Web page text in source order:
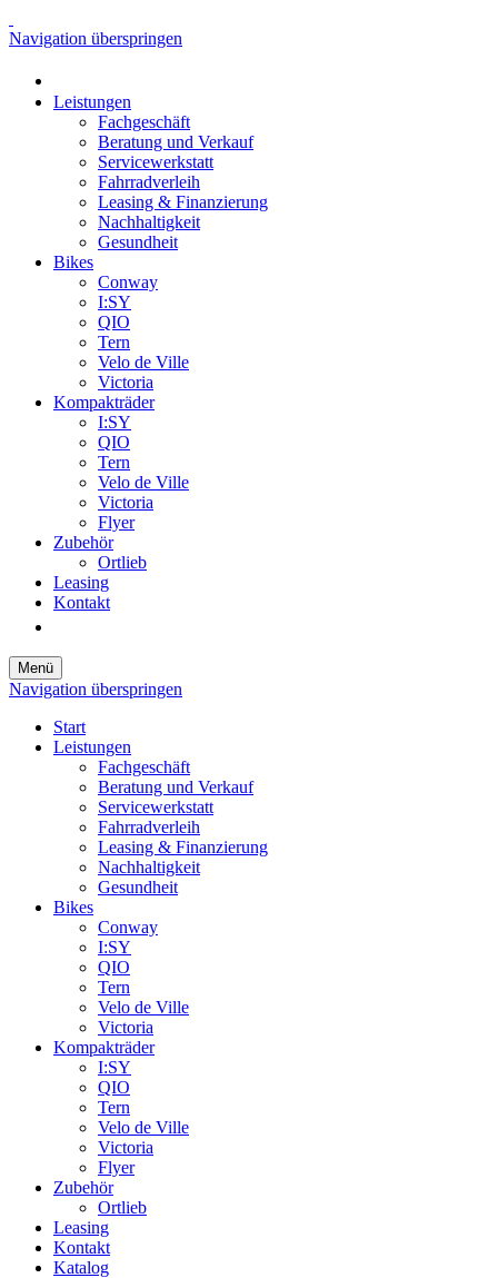
Navigation überspringen
Leistungen
Fachgeschäft
Beratung und Verkauf
Servicewerkstatt
Fahrradverleih
Leasing & Finanzierung
Nachhaltigkeit
Gesundheit
Bikes
Conway
I:SY
QIO
Tern
Velo de Ville
Victoria
Kompakträder
I:SY
QIO
Tern
Velo de Ville
Victoria
Flyer
Zubehör
Ortlieb
Leasing
Kontakt
Menü
Navigation überspringen
Start
Leistungen
Fachgeschäft
Beratung und Verkauf
Servicewerkstatt
Fahrradverleih
Leasing & Finanzierung
Nachhaltigkeit
Gesundheit
Bikes
Conway
I:SY
QIO
Tern
Velo de Ville
Victoria
Kompakträder
I:SY
QIO
Tern
Velo de Ville
Victoria
Flyer
Zubehör
Ortlieb
Leasing
Kontakt
Katalog